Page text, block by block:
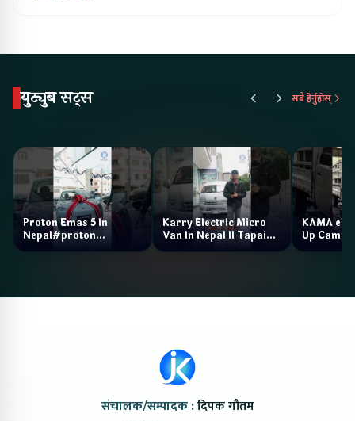
युट्युब सट्स सबै हेर्नुहोस्
Proton Emas 5 In
Nepal#proton
#protonemas5#protonnepal#evcarnepal
Karry Electric Micro
Van In Nepal II Tapaiko
Bazar II Jankari
KAMA eV
Up Camp
संचालक/सम्पादक :दिपक गौतम